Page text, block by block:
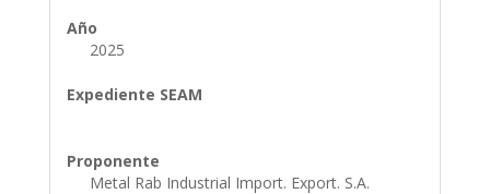
Año
2025
Expediente SEAM
Proponente
Metal Rab Industrial Import. Export. S.A.